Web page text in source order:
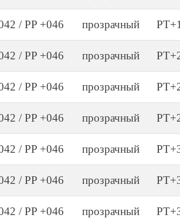
/ PP +046 прозрачный
/ PP +046 прозрачный
/ PP +046 прозрачный
/ PP +046 прозрачный
/ PP +046 прозрачный
/ PP +046 прозрачный
/ PP +046 прозрачный